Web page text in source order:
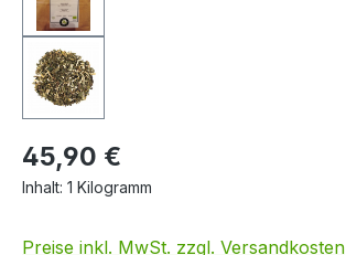
45,90 €
Inhalt: 1 Kilogramm
Preise inkl. MwSt. zzgl. Versandkosten